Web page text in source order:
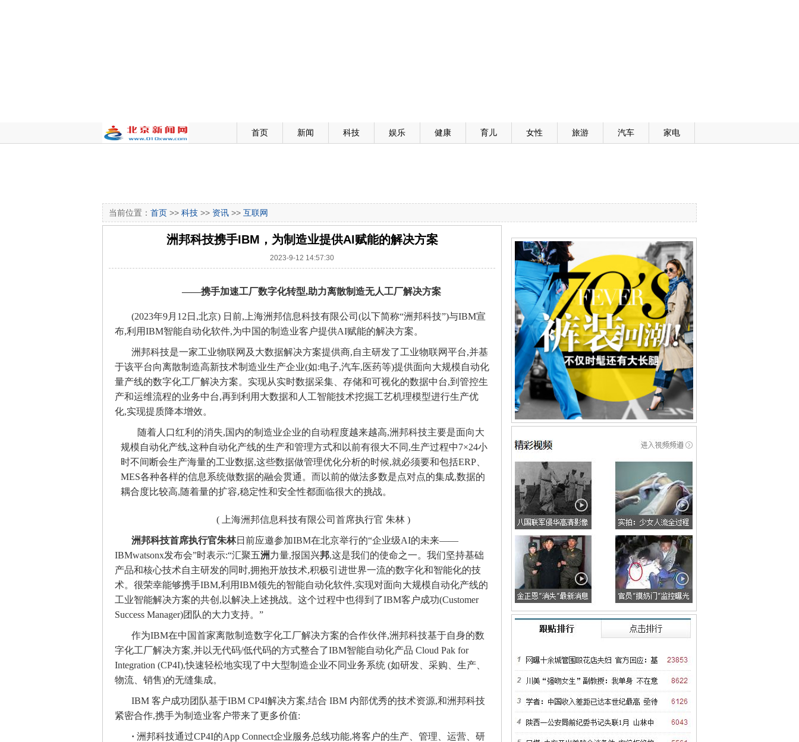
首页 新闻 科技 娱乐 健康 育儿 女性 旅游 汽车 家电
当前位置： 首页 >> 科技 >> 资讯 >> 互联网
洲邦科技携手IBM，为制造业提供AI赋能的解决方案
2023-9-12 14:57:30
——携手加速工厂数字化转型,助力离散制造无人工厂解决方案
(2023年9月12日,北京) 日前,上海洲邦信息科技有限公司(以下简称“洲邦科技”)与IBM宣
布,利用IBM智能自动化软件,为中国的制造业客户提供AI赋能的解决方案。
洲邦科技是一家工业物联网及大数据解决方案提供商,自主研发了工业物联网平台,并基
于该平台向离散制造高新技术制造业生产企业(如:电子,汽车,医药等)提供面向大规模自动化
量产线的数字化工厂解决方案。实现从实时数据采集、存储和可视化的数据中台,到管控生
产和运维流程的业务中台,再到利用大数据和人工智能技术挖掘工艺机理模型进行生产优
化,实现提质降本增效。
随着人口红利的消失,国内的制造业企业的自动程度越来越高,洲邦科技主要是面向大
规模自动化产线,这种自动化产线的生产和管理方式和以前有很大不同,生产过程中7×24小
时不间断会生产海量的工业数据,这些数据做管理优化分析的时候,就必须要和包括ERP、
MES各种各样的信息系统做数据的融会贯通。而以前的做法多数是点对点的集成,数据的
耦合度比较高,随着量的扩容,稳定性和安全性都面临很大的挑战。
( 上海洲邦信息科技有限公司首席执行官 朱林 )
洲邦科技首席执行官朱林日前应邀参加IBM在北京举行的“企业级AI的未来——
IBMwatsonx发布会”时表示:“汇聚五洲力量,报国兴邦,这是我们的使命之一。我们坚持基础
产品和核心技术自主研发的同时,拥抱开放技术,积极引进世界一流的数字化和智能化的技
术。很荣幸能够携手IBM,利用IBM领先的智能自动化软件,实现对面向大规模自动化产线的
工业智能解决方案的共创,以解决上述挑战。这个过程中也得到了IBM客户成功(Customer
Success Manager)团队的大力支持。”
作为IBM在中国首家离散制造数字化工厂解决方案的合作伙伴,洲邦科技基于自身的数
字化工厂解决方案,并以无代码/低代码的方式整合了IBM智能自动化产品 Cloud Pak for
Integration (CP4I),快速轻松地实现了中大型制造企业不同业务系统 (如研发、采购、生产、
物流、销售)的无缝集成。
IBM 客户成功团队基于IBM CP4I解决方案,结合 IBM 内部优秀的技术资源,和洲邦科技
紧密合作,携手为制造业客户带来了更多价值:
· 洲邦科技通过CP4I的App Connect企业服务总线功能,将客户的生产、管理、运营、研